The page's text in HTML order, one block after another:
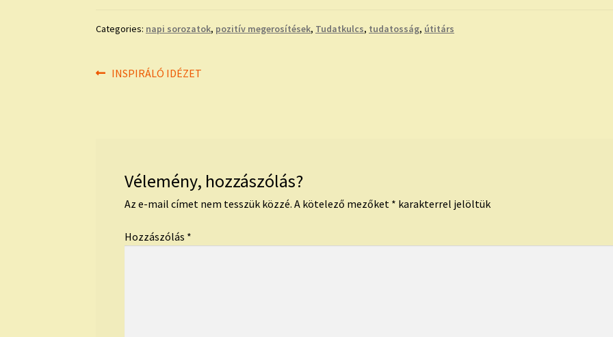
Categories: napi sorozatok, pozitív megerosítések, Tudatkulcs, tudatosság, útitárs
Bejegyzés
Previous
INSPIRÁLÓ IDÉZET
Vélemény, hozzászólás?
Az e-mail címet nem tesszük közzé. A kötelező mezőket * karakterrel jelöltük
Hozzászólás *